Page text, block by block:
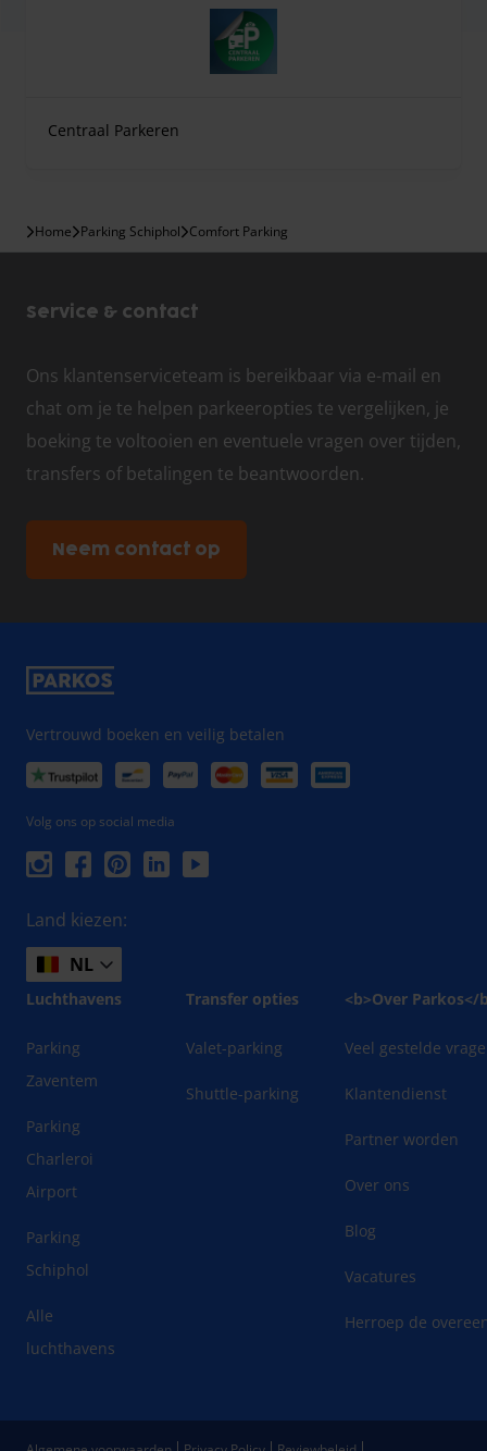
Centraal Parkeren
Home Parking Schiphol Comfort Parking
Service & contact
Ons klantenserviceteam is bereikbaar via e-mail en
chat om je te helpen parkeeropties te vergelijken, je
boeking te voltooien en eventuele vragen over tijden,
transfers of betalingen te beantwoorden.
Neem contact op
Vertrouwd boeken en veilig betalen
Volg ons op social media
Land kiezen:
NL
Luchthavens
Parking
Zaventem
Parking
Charleroi
Airport
Parking
Schiphol
Alle
luchthavens
Transfer opties
Valet-parking
Shuttle-parking
<b>Over Parkos</
Veel gestelde
Klantendienst
Partner worden
Over ons
Blog
Vacatures
Herroep de